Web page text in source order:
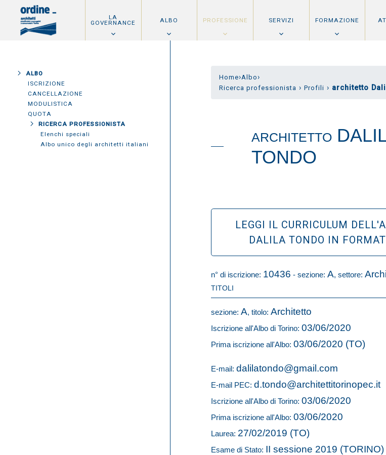
LA
GOVERNANCE ALBO PROFESSIONE SERVIZI FORMAZIONE
ALBO
ISCRIZIONE
CANCELLAZIONE
MODULISTICA
QUOTA
RICERCA PROFESSIONISTA
Elenchi speciali
Albo unico degli architetti italiani
Home›Albo›
Ricerca professionista › Profili › architetto
ARCHITETTO
TONDO
LEGGI IL CURRICULUM
DALILA TONDO IN
n° di iscrizione: 10436 - sezione: A, settore:
TITOLI
sezione: A, titolo: Architetto
Iscrizione all'Albo di Torino: 03/06/2020
Prima iscrizione all'Albo: 03/06/2020 (TO)
E-mail: dalilatondo@gmail.com
E-mail PEC: d.tondo@architettitorinopec.it
Iscrizione all'Albo di Torino: 03/06/2020
Prima iscrizione all'Albo: 03/06/2020
Laurea: 27/02/2019 (TO)
Esame di Stato: II sessione 2019 (TORINO)